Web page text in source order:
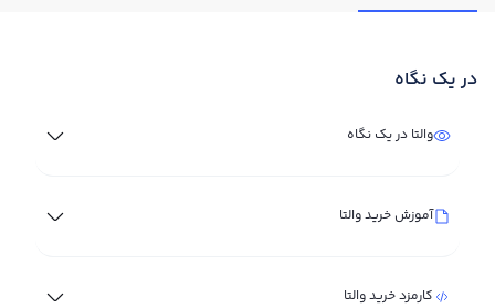
در یک نگاه
والتا در یک نگاه
آموزش خرید والتا
کارمزد خرید والتا